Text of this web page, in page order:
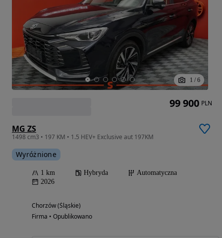
1 / 6
MG ZS
1498 cm3 • 197 KM • 1.5 HEV+ Exclusive aut 197KM
Wyróżnione
1 km Hybryda
Automatyczna
2026
Chorzów (Śląskie)
Firma • Opublikowano
99 900 PLN